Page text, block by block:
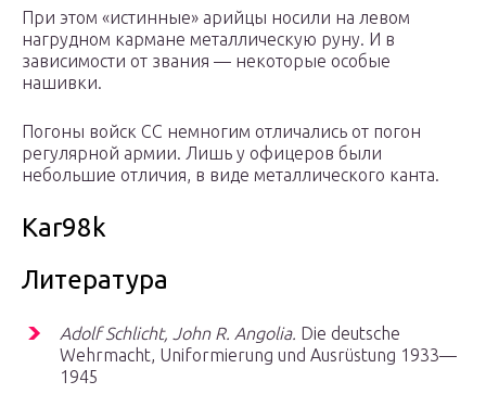
При этом «истинные» арийцы носили на левом
нагрудном кармане металлическую руну. И в
зависимости от звания — некоторые особые
нашивки.
Погоны войск СС немногим отличались от погон
регулярной армии. Лишь у офицеров были
небольшие отличия, в виде металлического канта.
Kar98k
Литература
Adolf Schlicht, John R. Angolia. Die deutsche
Wehrmacht, Uniformierung und Ausrüstung 1933—
1945